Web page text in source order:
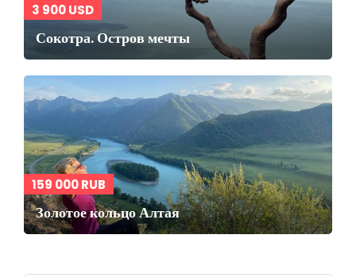
3 900 USD
Сокотра. Остров мечты
159 000 RUB
Золотое кольцо Алтая